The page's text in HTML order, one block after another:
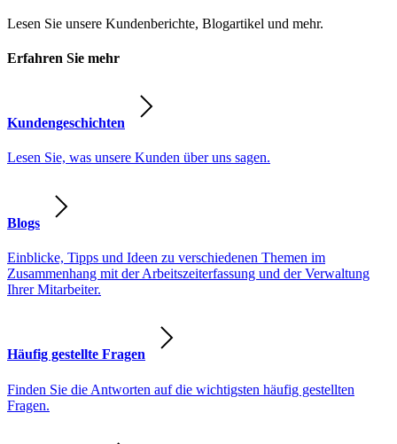
Lesen Sie unsere Kundenberichte, Blogartikel und mehr.
Erfahren Sie mehr
Kundengeschichten
Lesen Sie, was unsere Kunden über uns sagen.
Blogs
Einblicke, Tipps und Ideen zu verschiedenen Themen im
Zusammenhang mit der Arbeitszeiterfassung und der Verwaltung
Ihrer Mitarbeiter.
Häufig gestellte Fragen
Finden Sie die Antworten auf die wichtigsten häufig gestellten
Fragen.